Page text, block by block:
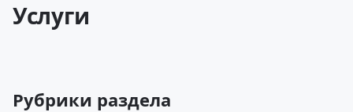
Услуги
Рубрики раздела